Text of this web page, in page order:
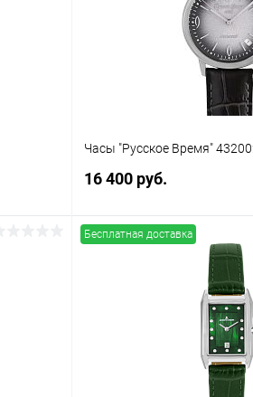
Часы "Русское Время"
16 400 руб.
В
Бесплатная доставка